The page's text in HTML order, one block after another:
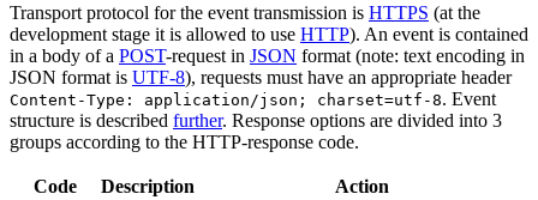
Transport protocol for the event transmission is HTTPS (at the
development stage it is allowed to use HTTP). An event is contained
in a body of a POST-request in JSON format (note: text encoding in
JSON format is UTF-8), requests must have an appropriate header
Content-Type: application/json; charset=utf-8. Event
structure is described further. Response options are divided into 3
groups according to the HTTP-response code.
Code Description Action